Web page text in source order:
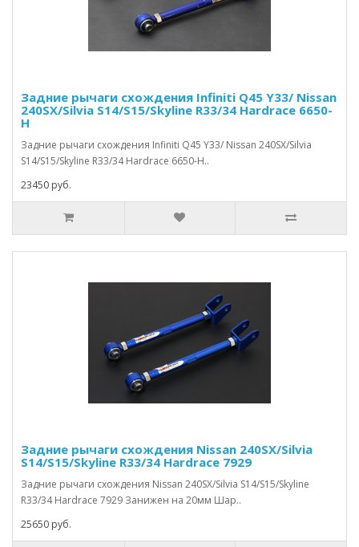
Задние рычаги схождения Infiniti Q45 Y33/ Nissan
240SX/Silvia S14/S15/Skyline R33/34 Hardrace 6650-
H
Задние рычаги схождения Infiniti Q45 Y33/ Nissan 240SX/Silvia
S14/S15/Skyline R33/34 Hardrace 6650-H..
23450 руб.
Задние рычаги схождения Nissan 240SX/Silvia
S14/S15/Skyline R33/34 Hardrace 7929
Задние рычаги схождения Nissan 240SX/Silvia S14/S15/Skyline
R33/34 Hardrace 7929 Занижен на 20мм Шар..
25650 руб.